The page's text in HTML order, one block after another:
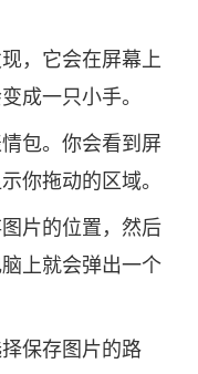
，它会在屏幕上
成一只小手。
包。你会看到屏
你拖动的区域。
片的位置，然后
上就会弹出一个
保存图片的路